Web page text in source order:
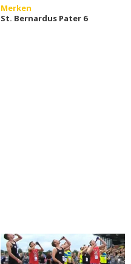
Merken
St. Bernardus Pater 6